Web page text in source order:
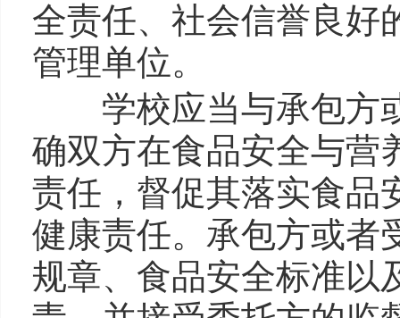
全责任、社会信誉良好
管理单位。
学校应当与承包方或
确双方在食品安全与营
责任，督促其落实食品
健康责任。承包方或者
规章、食品安全标准以